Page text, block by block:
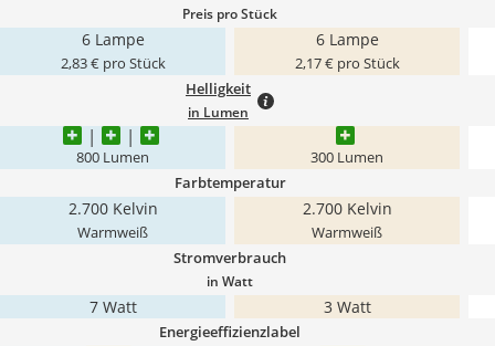
Preis pro Stück
6 Lampe
2,83 € pro Stück
6 Lampe
2,17 € pro Stück
Helligkeit
in Lumen
800 Lumen 300 Lumen
Farbtemperatur
2.700 Kelvin
Warmweiß
2.700 Kelvin
Warmweiß
Stromverbrauch
in Watt
7 Watt 3 Watt
Energieeffizienzlabel